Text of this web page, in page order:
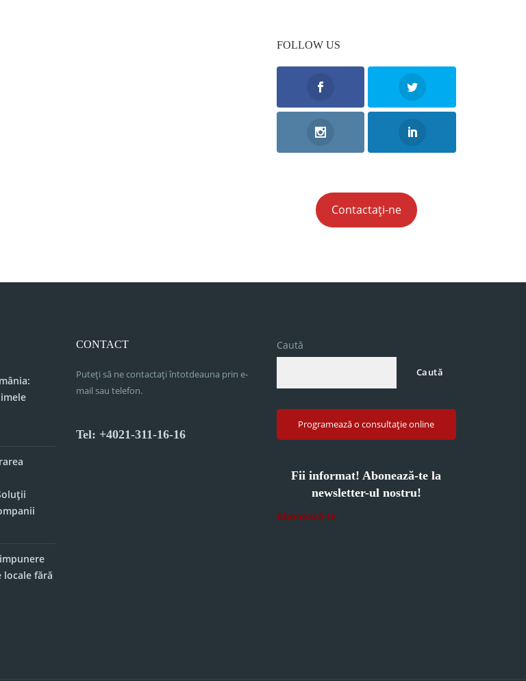
FOLLOW US
Contactați-ne
locale fără
CONTACT
Puteți să ne contactați întotdeauna prin e-
mail sau telefon.
Tel: +4021-311-16-16
Caută
Caută
Programează o consultație online
Fii informat! Abonează-te la
newsletter-ul nostru!
Abonează-te